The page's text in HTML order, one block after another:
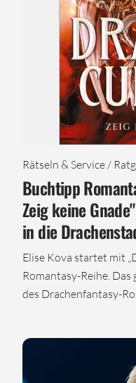
Rätseln & Service /
Buchtipp
Zeig keine
in die
Elise Kova startet mit
Romantasy-Reihe.
des Drachenfantasy-